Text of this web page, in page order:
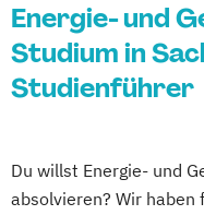
Energie- und
Studium in
Studienführer
Du willst Energie- und
absolvieren? Wir haben